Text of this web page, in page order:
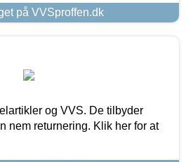
på VVSproffen.dk
og VVS. De tilbyder
nem returnering. Klik her for at